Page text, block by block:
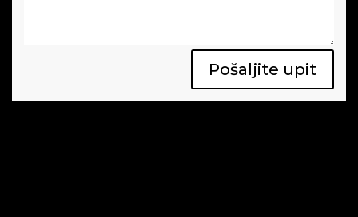
Pošaljite upit